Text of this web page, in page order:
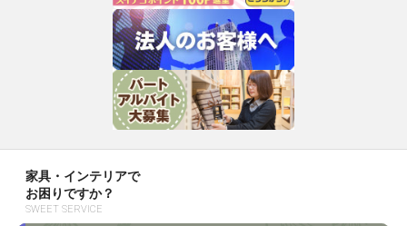
家具・インテリアで
お困りですか？
SWEET SERVICE